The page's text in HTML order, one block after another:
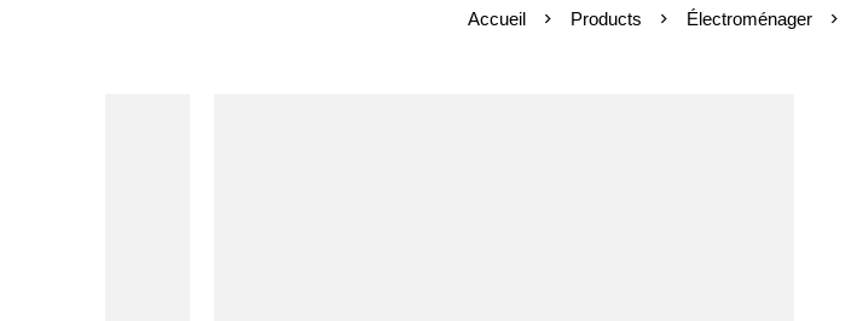
Accueil Products Électroménager